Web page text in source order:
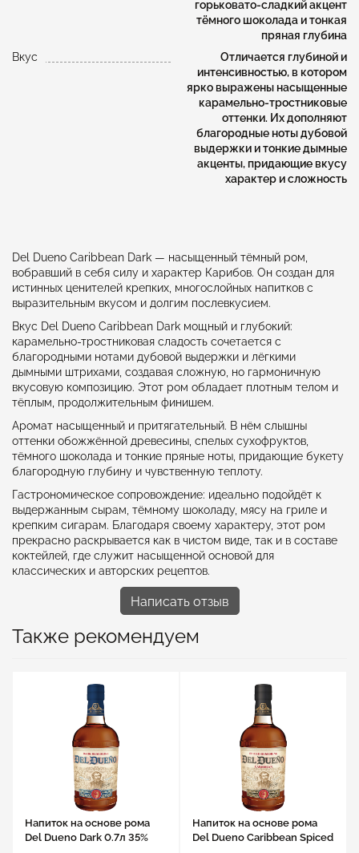
горьковато-сладкий акцент
тёмного шоколада и тонкая
пряная глубина
Вкус
Отличается глубиной и
интенсивностью, в котором
ярко выражены насыщенные
карамельно-тростниковые
оттенки. Их дополняют
благородные ноты дубовой
выдержки и тонкие дымные
акценты, придающие вкусу
характер и сложность
Del Dueno Caribbean Dark — насыщенный тёмный ром,
вобравший в себя силу и характер Карибов. Он создан для
истинных ценителей крепких, многослойных напитков с
выразительным вкусом и долгим послевкусием.
Вкус Del Dueno Caribbean Dark мощный и глубокий:
карамельно-тростниковая сладость сочетается с
благородными нотами дубовой выдержки и лёгкими
дымными штрихами, создавая сложную, но гармоничную
вкусовую композицию. Этот ром обладает плотным телом и
тёплым, продолжительным финишем.
Аромат насыщенный и притягательный. В нём слышны
оттенки обожжённой древесины, спелых сухофруктов,
тёмного шоколада и тонкие пряные ноты, придающие букету
благородную глубину и чувственную теплоту.
Гастрономическое сопровождение: идеально подойдёт к
выдержанным сырам, тёмному шоколаду, мясу на гриле и
крепким сигарам. Благодаря своему характеру, этот ром
прекрасно раскрывается как в чистом виде, так и в составе
коктейлей, где служит насыщенной основой для
классических и авторских рецептов.
Написать отзыв
Также рекомендуем
Напиток на основе рома
Del Dueno Dark 0.7л 35%
Напиток на основе рома
Del Dueno Caribbean Spiced